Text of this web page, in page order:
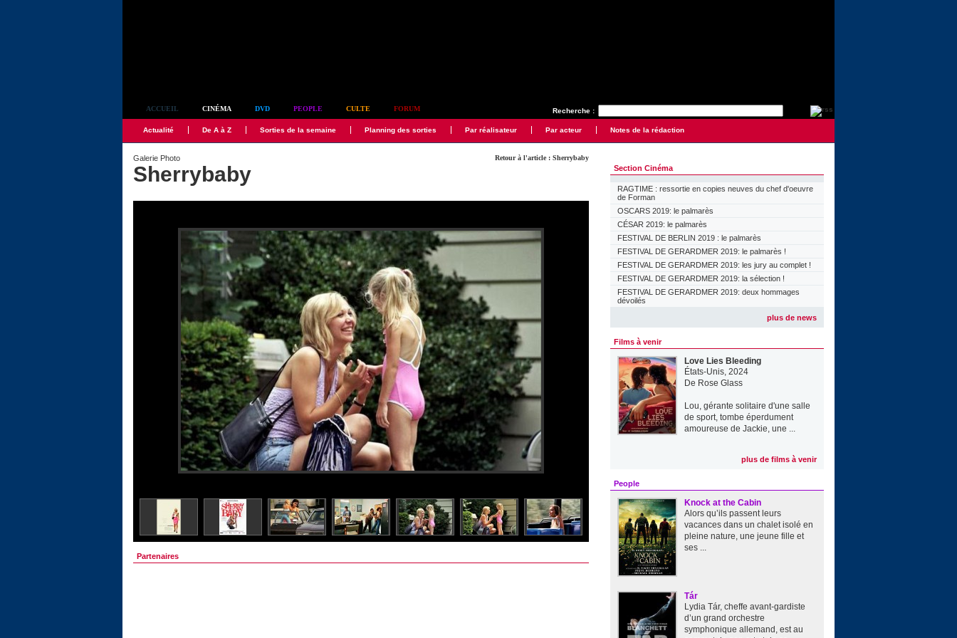
Recherche :
ACCUEIL CINÉMA DVD PEOPLE CULTE FORUM
Actualité De A à Z Sorties de la semaine Planning des sorties Par réalisateur Par acteur Notes de la rédaction
Retour à l'article : Sherrybaby
Galerie Photo
Sherrybaby
Partenaires
Section Cinéma
RAGTIME : ressortie en copies neuves du chef d'oeuvre
de Forman
OSCARS 2019: le palmarès
CÉSAR 2019: le palmarès
FESTIVAL DE BERLIN 2019 : le palmarès
FESTIVAL DE GERARDMER 2019: le palmarès !
FESTIVAL DE GERARDMER 2019: les jury au complet !
FESTIVAL DE GERARDMER 2019: la sélection !
FESTIVAL DE GERARDMER 2019: deux hommages
dévoilés
plus de news
Films à venir
Love Lies Bleeding
États-Unis, 2024
De Rose Glass
Lou, gérante solitaire d'une salle
de sport, tombe éperdument
amoureuse de Jackie, une ...
plus de films à venir
People
Knock at the Cabin
Alors qu’ils passent leurs
vacances dans un chalet isolé en
pleine nature, une jeune fille et
ses ...
Tár
Lydia Tár, cheffe avant-gardiste
d’un grand orchestre
symphonique allemand, est au